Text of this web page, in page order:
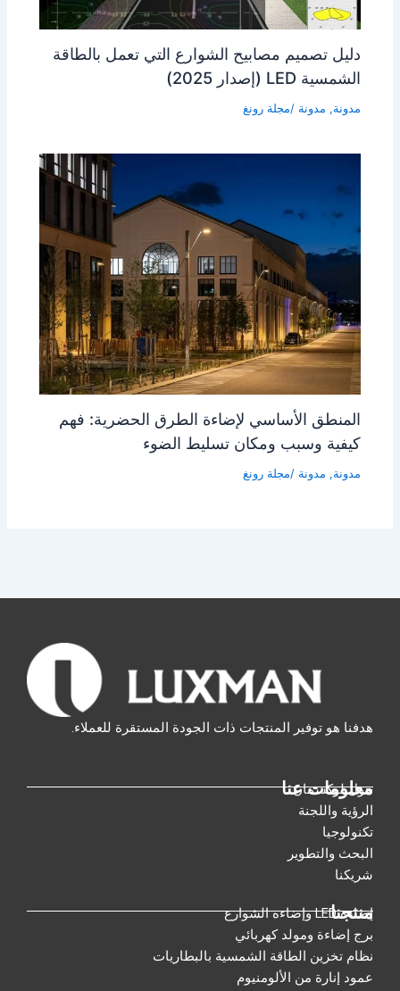
دليل تصميم مصابيح الشوارع التي تعمل بالطاقة
الشمسية LED (إصدار 2025)
مدونة, مدونة /مجلة رونغ
المنطق الأساسي لإضاءة الطرق الحضرية: فهم
كيفية وسبب ومكان تسليط الضوء
مدونة, مدونة /مجلة رونغ
هدفنا هو توفير المنتجات ذات الجودة المستقرة للعملاء.
معلومات عنا
حول لوكسمان
الرؤية واللجنة
تكنولوجيا
البحث والتطوير
شريكنا
منتجنا
إضاءة LED وإضاءة الشوارع
برج إضاءة ومولد كهربائي
نظام تخزين الطاقة الشمسية بالبطاريات
عمود إنارة من الألومنيوم